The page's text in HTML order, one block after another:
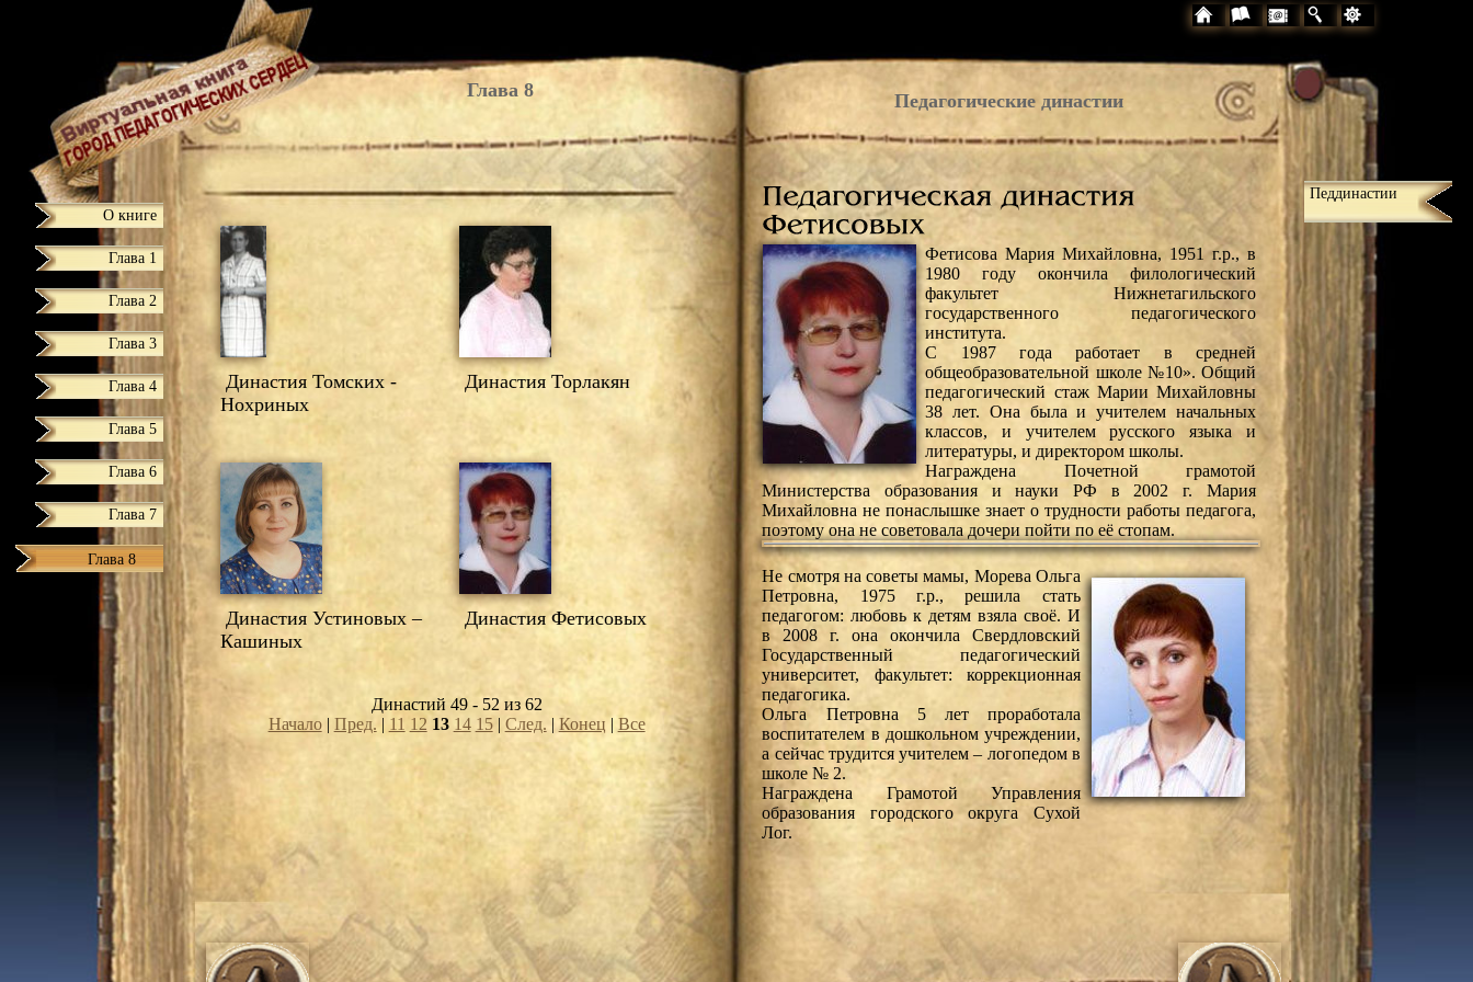
О книге
Глава 1
Глава 2
Глава 3
Глава 4
Глава 5
Глава 6
Глава 7
Глава 8
Глава 8
Династия Томских -
Нохриных
Династия Торлакян
Династия Устиновых –
Кашиных
Династия Фетисовых
Династий 49 - 52 из 62
Начало| Пред. | 11 12 13 14 15| След. | Конец | Все
Педагогические династии
Фетисова Мария Михайловна, 1951 г.р., в
1980 году окончила филологический
факультет Нижнетагильского
государственного педагогического
института.
С 1987 года работает в средней
общеобразовательной школе №10». Общий
педагогический стаж Марии Михайловны
38 лет. Она была и учителем начальных
классов, и учителем русского языка и
литературы, и директором школы.
Награждена Почетной грамотой
Министерства образования и науки РФ в 2002 г. Мария
Михайловна не понаслышке знает о трудности работы педагога,
поэтому она не советовала дочери пойти по её стопам.
Не смотря на советы мамы, Морева Ольга
Петровна, 1975 г.р., решила стать
педагогом: любовь к детям взяла своё. И
в 2008 г. она окончила Свердловский
Государственный педагогический
университет, факультет: коррекционная
педагогика.
Ольга Петровна 5 лет проработала
воспитателем в дошкольном учреждении,
а сейчас трудится учителем – логопедом в
школе № 2.
Награждена Грамотой Управления
образования городского округа Сухой
Лог.
Педдинастии